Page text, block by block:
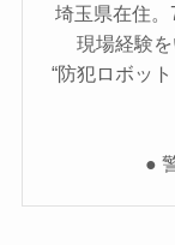
埼玉県在住。
現場経験
“防犯ロボッ
●